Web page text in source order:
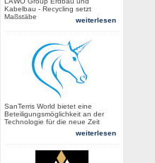
Kabelbau - Recycling setzt
Maßstäbe
weiterlesen
SanTerris World bietet eine
Beteiligungsmöglichkeit an der
Technologie für die neue Zeit
weiterlesen